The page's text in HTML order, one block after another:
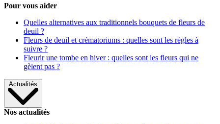
Pour vous aider
Quelles alternatives aux traditionnels bouquets de fleurs de
deuil ?
Fleurs de deuil et crématoriums : quelles sont les règles à
suivre ?
Fleurir une tombe en hiver : quelles sont les fleurs qui ne
gèlent pas ?
Actualités
Nos actualités